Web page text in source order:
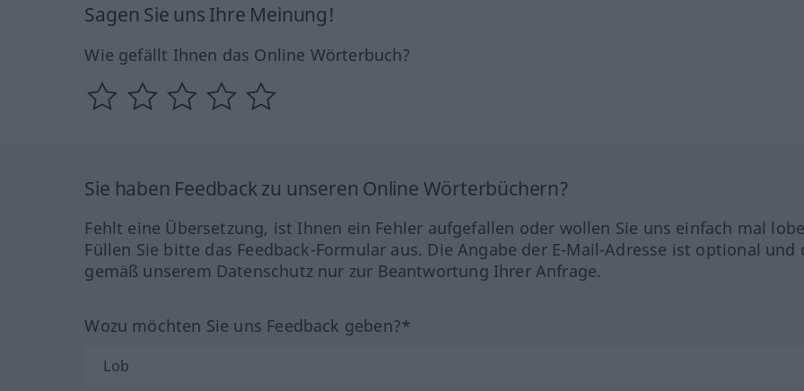
Sagen Sie uns Ihre Meinung!
Wie gefällt Ihnen das Online Wörterbuch?
Sie haben Feedback zu unseren Online Wörterbüchern?
Fehlt eine Übersetzung, ist Ihnen ein Fehler aufgefallen oder wollen Sie uns einfach mal
Füllen Sie bitte das Feedback-Formular aus. Die Angabe der E-Mail-Adresse ist optional und
gemäß unserem Datenschutz nur zur Beantwortung Ihrer Anfrage.
Wozu möchten Sie uns Feedback geben?*